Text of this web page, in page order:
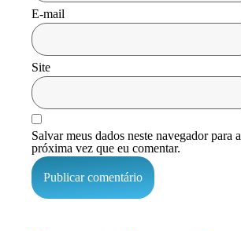
E-mail
Site
Salvar meus dados neste navegador para a
próxima vez que eu comentar.